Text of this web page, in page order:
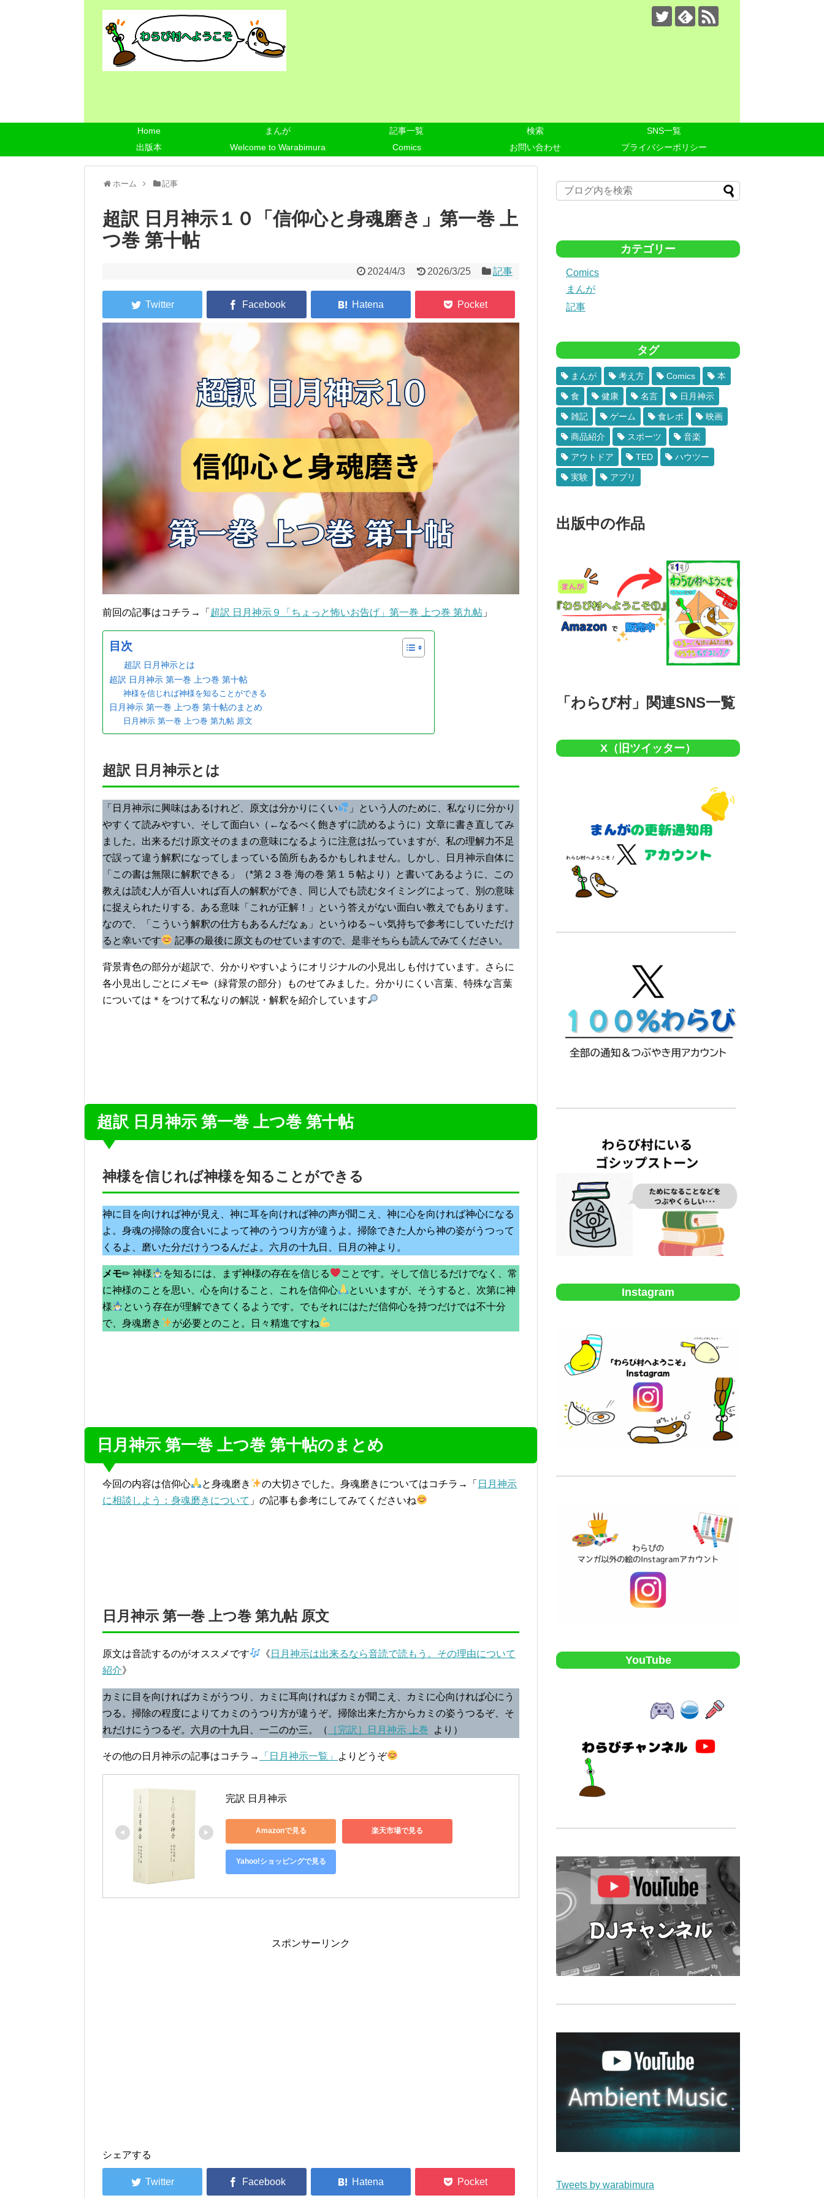
Home まんが 記事一覧 検索
SNS一覧
出版本
Welcome to Warabimura Comics お問い合わせ プライバシーポリシー
ホーム 記事
超訳 日月神示１０「信仰心と身魂磨き」第一巻 上
つ巻 第十帖
2024/4/3 2026/3/25 記事
前回の記事はコチラ→「 超訳 日月神示９「ちょっと怖いお告げ」第一巻 上つ巻 第九帖 」
目次
超訳 日月神示とは
超訳 日月神示 第一巻 上つ巻 第十帖
神様を信じれば神様を知ることができる
日月神示 第一巻 上つ巻 第十帖のまとめ
日月神示 第一巻 上つ巻 第九帖 原文
超訳 日月神示とは
「日月神示に興味はあるけれど、原文は分かりにくい
」という人のために、私なりに分かり
やすくて読みやすい、そして面白い（←なるべく飽きずに読めるように）文章に書き直してみ
ました。出来るだけ原文そのままの意味になるように注意は払っていますが、私の理解力不足
で誤って違う解釈になってしまっている箇所もあるかもしれません。しかし、日月神示自体に
「この書は無限に解釈できる」（*第２３巻 海の巻 第１５帖より）と書いてあるように、この
教えは読む人が百人いれば百人の解釈ができ、同じ人でも読むタイミングによって、別の意味
に捉えられたりする、ある意味「これが正解！」という答えがない面白い教えでもあります。
なので、「こういう解釈の仕方もあるんだなぁ」というゆる～い気持ちで参考にしていただけ
ると幸いです
記事の最後に原文ものせていますので、是非そちらも読んでみてください。
背景青色の部分が超訳で、分かりやすいようにオリジナルの小見出しも付けています。さらに
各小見出しごとにメモ✏（緑背景の部分）ものせてみました。分かりにくい言葉、特殊な言葉
については＊をつけて私なりの解説・解釈を紹介しています
超訳 日月神示 第一巻 上つ巻 第十帖
神様を信じれば神様を知ることができる
神に目を向ければ神が見え、神に耳を向ければ神の声が聞こえ、神に心を向ければ神心になる
よ。身魂の掃除の度合いによって神のうつり方が違うよ。掃除できた人から神の姿がうつって
くるよ、磨いた分だけうつるんだよ。六月の十九日、日月の神より。
メモ✏ 神様 を知るには、まず神様の存在を信じる
ことです。そして信じるだけでなく、常
に神様のことを思い、心を向けること、これを信仰心
といいますが、そうすると、次第に神
様
という存在が理解できてくるようです。でもそれにはただ信仰心を持つだけでは不十分
で、身魂磨き
が必要とのこと。日々精進ですね
日月神示 第一巻 上つ巻 第十帖のまとめ
今回の内容は信仰心 と身魂磨き の大切さでした。身魂磨きについてはコチラ→「 日月神示
に相談しよう：身魂磨きについて 」の記事も参考にしてみてくださいね
日月神示 第一巻 上つ巻 第九帖 原文
原文は音読するのがオススメです 《 日月神示は出来るなら音読で読もう。その理由について
紹介》
カミに目を向ければカミがうつり、カミに耳向ければカミが聞こえ、カミに心向ければ心にう
つる。掃除の程度によりてカミのうつり方が違うぞ。掃除出来た方からカミの姿うつるぞ、そ
れだけにうつるぞ。六月の十九日、一二のか三。（
［完訳］日月神示 上巻 より）
その他の日月神示の記事はコチラ→ 「日月神示一覧」 よりどうぞ
完訳 日月神示
Amazonで見る 楽天市場で見る
Yahoo!ショッピングで見る
スポンサーリンク
シェアする
カテゴリー
Comics
まんが
記事
タグ
まんが 考え方 Comics 本
食 健康 名言 日月神示
雑記 ゲーム 食レポ 映画
商品紹介 スポーツ 音楽
アウトドア TED ハウツー
実験 アプリ
出版中の作品
「わらび村」関連SNS一覧
X（旧ツイッター）
Instagram
YouTube
Tweets by warabimura